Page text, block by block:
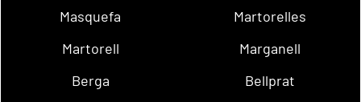
Masquefa
Martorelles
Martorell
Marganell
Berga
Bellprat